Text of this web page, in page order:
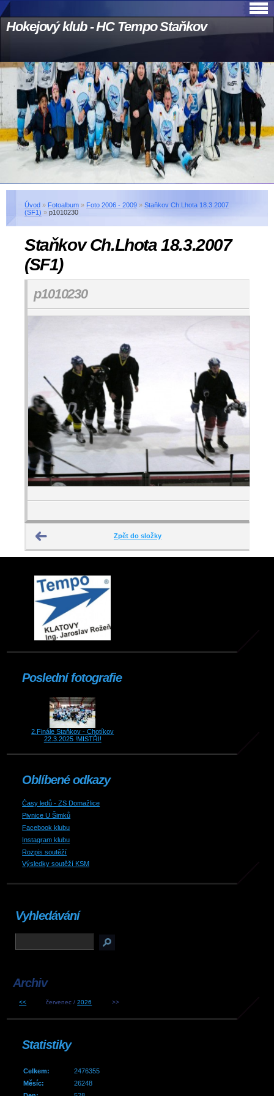
Hokejový klub - HC Tempo Staňkov
Úvod » Fotoalbum » Foto 2006 - 2009 » Staňkov Ch.Lhota 18.3.2007
(SF1) » p1010230
Staňkov Ch.Lhota 18.3.2007
(SF1)
p1010230
Zpět do složky
Poslední fotografie
2.Finále Staňkov - Chotíkov
22.3.2025 !MISTŘI!
Oblíbené odkazy
Časy ledů - ZS Domažlice
Pivnice U Šimků
Facebook klubu
Instagram klubu
Rozpis soutěží
Výsledky soutěží KSM
Vyhledávání
Archiv
<< červenec /2026 >>
Statistiky
Celkem:
2476355
Měsíc:
26248